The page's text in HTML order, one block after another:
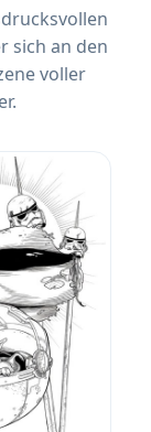
sich an den
voller